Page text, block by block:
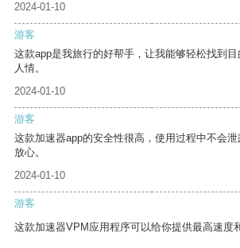
2024-01-10
游客
这款app是我旅行的好帮手，让我能够轻松找到
人情。
2024-01-10
游客
这款加速器app的安全性很高，使用过程中不会
放心。
2024-01-10
游客
这款加速器VPM应用程序可以给你提供最高速度